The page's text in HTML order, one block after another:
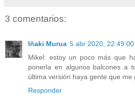
3 comentarios:
Iñaki Murua 5 abr 2020, 22:49:00
Mikel: estoy un poco más que
ponerla en algunos balcones a
última versión haya gente que me
Responder